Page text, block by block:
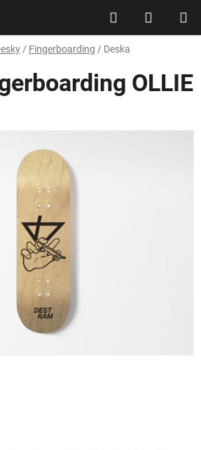
Hledat
KOŠÍK
/ Fingerboarding / Deska
OLLIE